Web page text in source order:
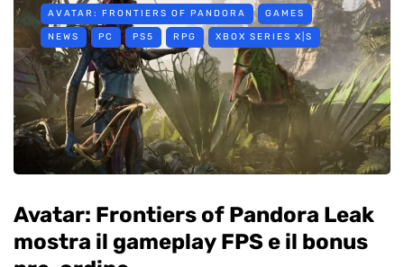
AVATAR: FRONTIERS OF PANDORA GAMES
NEWS PC PS5 RPG XBOX SERIES X|S
Avatar: Frontiers of Pandora Leak
mostra il gameplay FPS e il bonus